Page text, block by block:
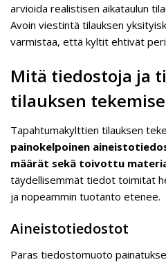
arvioida realistisen aikataulun
Avoin viestintä tilauksen
varmistaa, että kyltit ehtivät
Mitä tiedostoja ja
tilauksen
Tapahtumakylttien tilauksen
painokelpoinen
määrät sekä toivottu
täydellisemmät tiedot toimitat
ja nopeammin tuotanto etenee.
Aineistotiedostot
Paras tiedostomuoto